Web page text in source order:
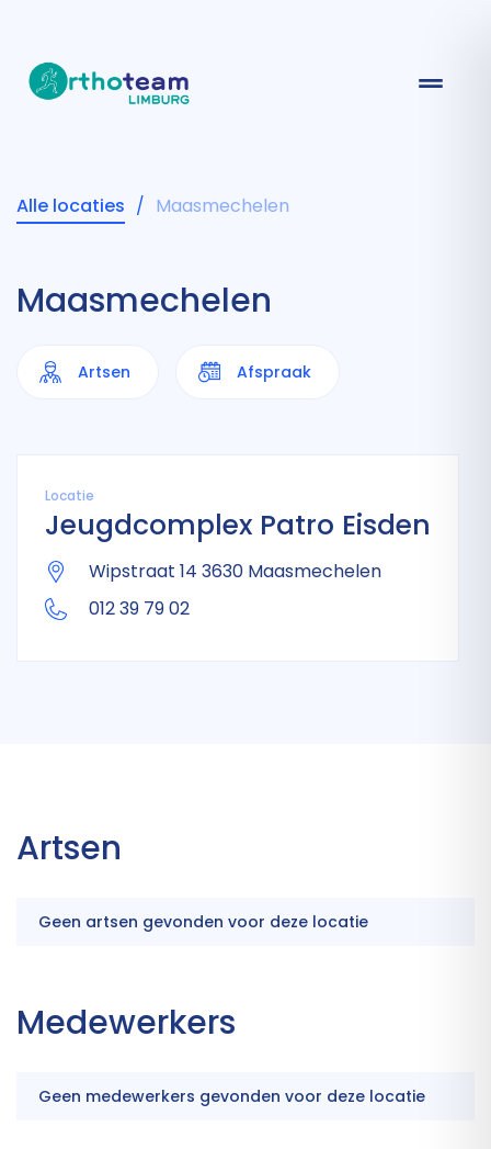
Alle locaties / Maasmechelen
Maasmechelen
Artsen Afspraak
Locatie
Jeugdcomplex Patro Eisden
Wipstraat 14 3630 Maasmechelen
012 39 79 02
Artsen
Geen artsen gevonden voor deze locatie
Medewerkers
Geen medewerkers gevonden voor deze locatie